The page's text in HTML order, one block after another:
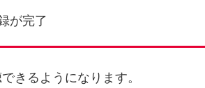
が完了
きるようになります。